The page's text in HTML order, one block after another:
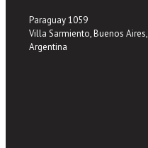
Paraguay 1059
Villa Sarmiento, Buenos Aires,
Argentina